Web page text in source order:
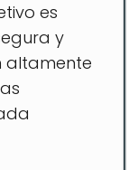
es
y
altamente